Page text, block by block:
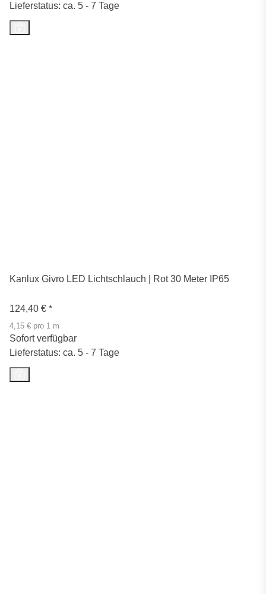
Lieferstatus: ca. 5 - 7 Tage
Kanlux Givro LED Lichtschlauch | Rot 30 Meter IP65
124,40 € *
4,15 € pro 1 m
Sofort verfügbar
Lieferstatus: ca. 5 - 7 Tage